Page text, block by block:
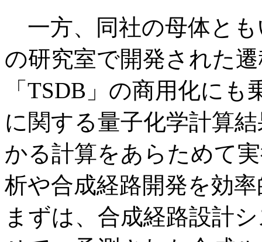
一方、同社の母体とも
の研究室で開発された
「TSDB」の商用化に
に関する量子化学計算
かる計算をあらためて
析や合成経路開発を効
まずは、合成経路設計